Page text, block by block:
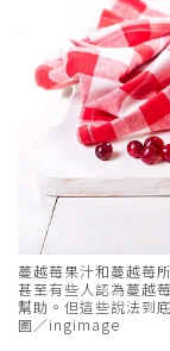
蔓越莓果汁和蔓越莓
甚至有些人認為蔓越
幫助。但這些說法到
圖／ingimage